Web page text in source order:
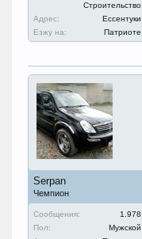
Строительство
Адрес:
Ессентуки
Езжу на:
Патриоте
Serpan
Чемпион
Сообщения:
1.978
Пол:
Мужской